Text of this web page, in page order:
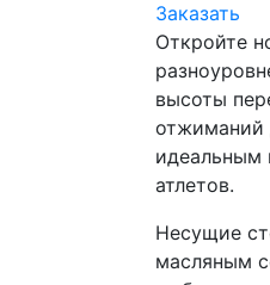
Заказать
Откройте
высоты
отжиманий
идеальным
атлетов.
Несущие
масляным